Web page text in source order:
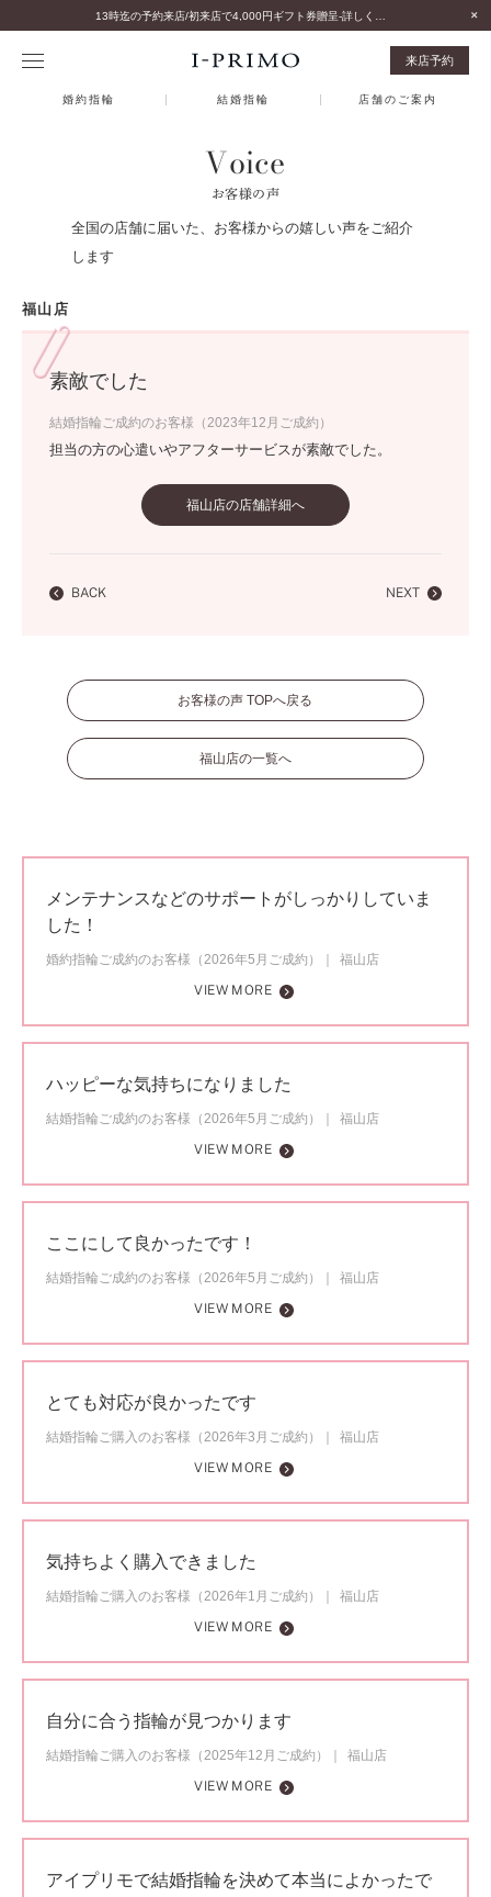
来店予約
婚約指輪 結婚指輪 店舗のご案内
Voice
お客様の声
全国の店舗に届いた、お客様からの嬉しい声をご紹介
します
福山店
素敵でした
結婚指輪ご成約のお客様（2023年12月ご成約）
担当の方の心遣いやアフターサービスが素敵でした。
福山店の店舗詳細へ
BACK NEXT
お客様の声 TOPへ戻る
福山店の一覧へ
メンテナンスなどのサポートがしっかりしていま
した！
婚約指輪ご成約のお客様（2026年5月ご成約）
福山店
VIEW MORE
ハッピーな気持ちになりました
結婚指輪ご成約のお客様（2026年5月ご成約）
福山店
VIEW MORE
ここにして良かったです！
結婚指輪ご成約のお客様（2026年5月ご成約）
福山店
VIEW MORE
とても対応が良かったです
結婚指輪ご購入のお客様（2026年3月ご成約）
福山店
VIEW MORE
気持ちよく購入できました
結婚指輪ご購入のお客様（2026年1月ご成約）
福山店
VIEW MORE
自分に合う指輪が見つかります
結婚指輪ご購入のお客様（2025年12月ご成約）
福山店
VIEW MORE
アイプリモで結婚指輪を決めて本当によかったで